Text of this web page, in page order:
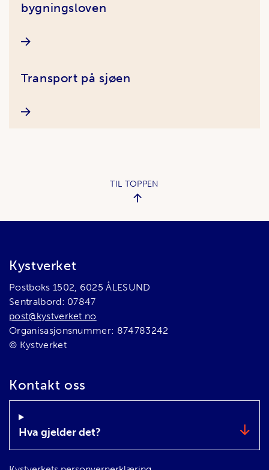
bygningsloven
Transport på sjøen
TIL TOPPEN
Bunnområde
Kystverket
Postboks 1502, 6025 ÅLESUND
Sentralbord: 07847
post@kystverket.no
Organisasjonsnummer: 874783242
© Kystverket
Kontakt oss
Hva gjelder det?